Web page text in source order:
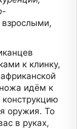
к клинку,
идём к
оружия. То
в руках,